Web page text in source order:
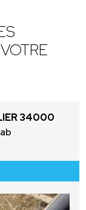
34000